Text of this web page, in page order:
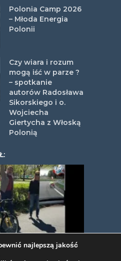
Polonia Camp 2026
– Młoda Energia
Polonii
Czy wiara i rozum
mogą iść w parze ?
– spotkanie
autorów Radosława
Sikorskiego i o.
Wojciecha
Giertycha z Włoską
Polonią
maratonu
najlepszą jakość